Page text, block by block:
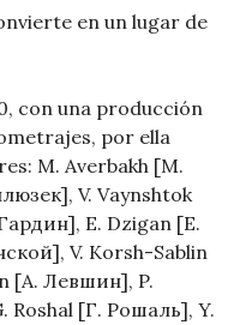
en un lugar de
con una producción
por ella
M. Averbakh [М.
V. Vaynshtok
E. Dzigan [Е.
V. Korsh-Sablin
[А. Левшин], P.
Roshal [Г. Рошаль], Y.